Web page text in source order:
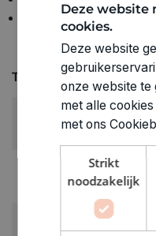
1 stap-voor-stap
Technische
LEEFTIJD VANAF:
Pakketten & koffers
Deze website
cookies.
Deze website
onze website te
met alle
met ons
Strikt
noodzakelijk